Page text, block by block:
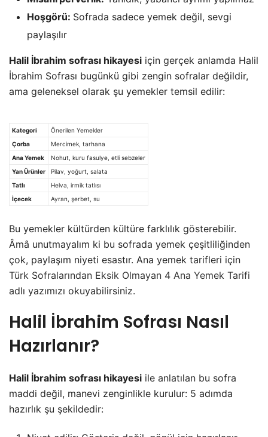
Hoşgörü: Sofrada sadece yemek değil, sevgi
paylaşılır
Halil İbrahim sofrası hikayesi için gerçek anlamda Halil
İbrahim Sofrası bugünkü gibi zengin sofralar değildir,
ama geleneksel olarak şu yemekler temsil edilir:
Kategori
Önerilen Yemekler
Çorba
Mercimek, tarhana
Ana Yemek
Nohut, kuru fasulye, etli sebzeler
Yan Ürünler
Pilav, yoğurt, salata
Tatlı
Helva, irmik tatlısı
İçecek
Ayran, şerbet, su
Bu yemekler kültürden kültüre farklılık gösterebilir.
Âmâ unutmayalım ki bu sofrada yemek çeşitliliğinden
çok, paylaşım niyeti esastır. Ana yemek tarifleri için
Türk Sofralarından Eksik Olmayan 4 Ana Yemek Tarifi
adlı yazımızı okuyabilirsiniz.
Halil İbrahim Sofrası Nasıl
Hazırlanır?
Halil İbrahim sofrası hikayesi ile anlatılan bu sofra
maddi değil, manevi zenginlikle kurulur: 5 adımda
hazırlık şu şekildedir: